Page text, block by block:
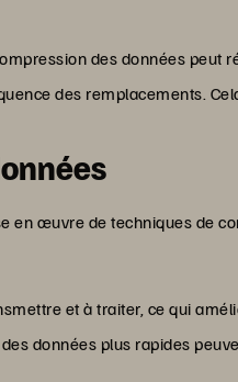
des données peut
des remplacements.
en œuvre de techniques de
et à traiter, ce qui
données plus rapides